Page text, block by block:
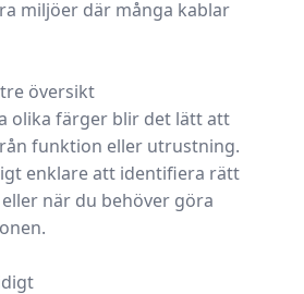
miljöer där många kablar
översikt
olika färger blir det lätt att
funktion eller utrustning.
enklare att identifiera rätt
när du behöver göra